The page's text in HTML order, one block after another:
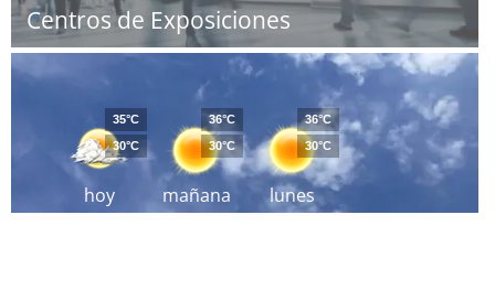
Centros de Exposiciones
hoy
35°C
30°C
mañana
36°C
30°C
lunes
36°C
30°C